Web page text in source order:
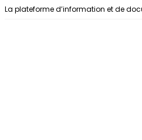
Aller au contenu
La plateforme d’information et de